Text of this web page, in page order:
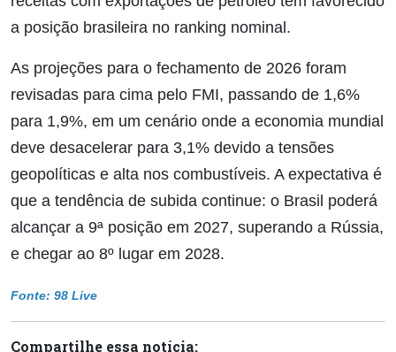
a posição brasileira no ranking nominal.
As projeções para o fechamento de 2026 foram
revisadas para cima pelo FMI, passando de 1,6%
para 1,9%, em um cenário onde a economia mundial
deve desacelerar para 3,1% devido a tensões
geopolíticas e alta nos combustíveis. A expectativa é
que a tendência de subida continue: o Brasil poderá
alcançar a 9ª posição em 2027, superando a Rússia,
e chegar ao 8º lugar em 2028.
Fonte: 98 Live
Compartilhe essa notícia: